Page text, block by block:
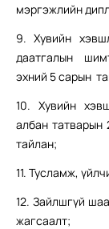
мэргэжлийн
9. Хувийн
даатгалын
эхний 5 сарын
10. Хувийн
албан татварын
тайлан;
11. Тусламж,
12. Зайлшгүй
жагсаалт;